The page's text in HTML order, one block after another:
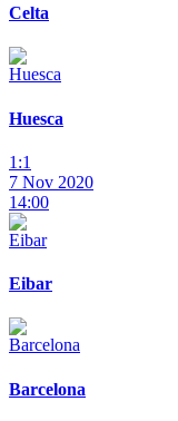
Celta
Huesca
1:1
7 Nov 2020
14:00
Eibar
Barcelona